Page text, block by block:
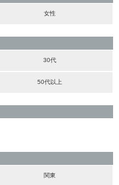
女性
30代
50代以上
関東